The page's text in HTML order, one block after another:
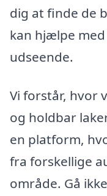
dig at finde de
kan hjælpe
udseende.
Vi forstår, hvor
og holdbar
en platform,
fra forskellige
område. Gå